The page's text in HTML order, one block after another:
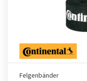
Felgenbänder